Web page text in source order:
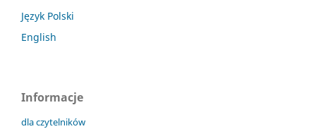
Język Polski
English
Informacje
dla czytelników